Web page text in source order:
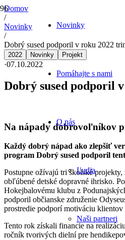
Novinky
Pomáhajte s nami
O nás
Ľudia
Naši partneri
Domov
/
Novinky
/
Dobrý sused podporil v roku 2022
2022 Novinky Projekt
·07.10.2022
Dobrý sused podporil
Na nápady dobrovoľníkov
Každý dobrý nápad ako zlepšiť
program Dobrý sused podporil
Postupne ožívajú tri školské
obľúbené detské dopravné ihrisko.
Hokejbalovému klubu z
podporil občianske združenie
prostredie podporí motiváciu
Tento rok získali financie na
ročník tvorivých dielní pre